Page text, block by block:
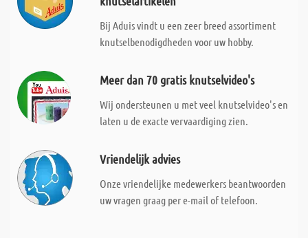
Bij Aduis vindt u een zeer breed assortiment
knutselbenodigdheden voor uw hobby.
Meer dan 70 gratis knutselvideo's
Wij ondersteunen u met veel knutselvideo's en
laten u de exacte vervaardiging zien.
Vriendelijk advies
Onze vriendelijke medewerkers beantwoorden
uw vragen graag per e-mail of telefoon.